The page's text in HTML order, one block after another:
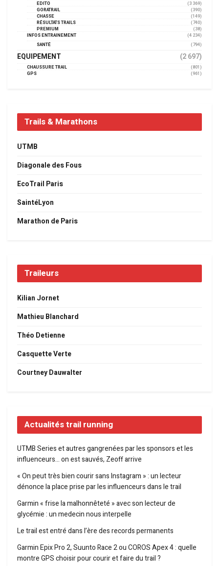
EDITO
(3 369)
GORATRAIL
(390)
CHASSE
(149)
RÉSULTATS TRAILS
(740)
PREMIUM
(38)
INFOS ENTRAINEMENT
(4 234)
SANTÉ
(794)
EQUIPEMENT (2 697)
CHAUSSURE TRAIL
(801)
GPS
(961)
Trails & Marathons
UTMB
Diagonale des Fous
EcoTrail Paris
SaintéLyon
Marathon de Paris
Traileurs
Kilian Jornet
Mathieu Blanchard
Théo Detienne
Casquette Verte
Courtney Dauwalter
Actualités trail running
UTMB Series et autres gangrenées par les sponsors et les
influenceurs… on est sauvés, Zeoff arrive
« On peut très bien courir sans Instagram » : un lecteur
dénonce la place prise par les influenceurs dans le trail
Garmin « frise la malhonnêteté » avec son lecteur de
glycémie : un medecin nous interpelle
Le trail est entré dans l’ère des records permanents
Garmin Epix Pro 2, Suunto Race 2 ou COROS Apex 4 : quelle
montre GPS choisir pour courir et faire du trail ?